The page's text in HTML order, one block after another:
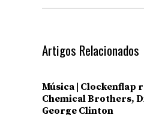
Artigos Relacionados
Música | Clockenflap
Chemical Brothers,
George Clinton